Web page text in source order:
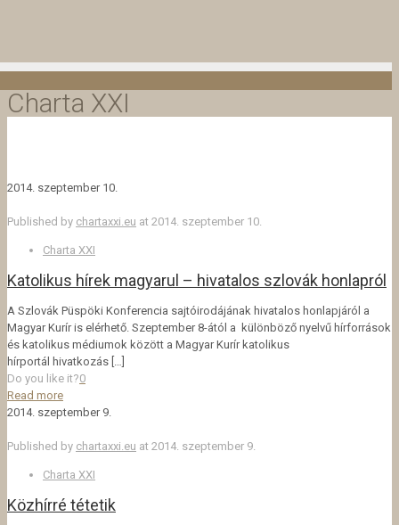
Charta XXI
2014. szeptember 10.
Published by chartaxxi.eu at 2014. szeptember 10.
Charta XXI
Katolikus hírek magyarul – hivatalos szlovák honlapról
A Szlovák Püspöki Konferencia sajtóirodájának hivatalos honlapjáról a
Magyar Kurír is elérhető. Szeptember 8-ától a különböző nyelvű hírforrások
és katolikus médiumok között a Magyar Kurír katolikus
hírportál hivatkozás […]
Do you like it?0
Read more
2014. szeptember 9.
Published by chartaxxi.eu at 2014. szeptember 9.
Charta XXI
Közhírré tétetik